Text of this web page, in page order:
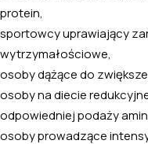
protein,
sportowcy uprawiający
wytrzymałościowe,
osoby dążące do
osoby na diecie
odpowiedniej podaży
osoby prowadzące